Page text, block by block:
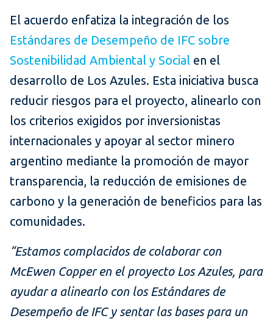
El acuerdo enfatiza la integración de los
Estándares de Desempeño de IFC sobre
Sostenibilidad Ambiental y Social en el
desarrollo de Los Azules. Esta iniciativa busca
reducir riesgos para el proyecto, alinearlo con
los criterios exigidos por inversionistas
internacionales y apoyar al sector minero
argentino mediante la promoción de mayor
transparencia, la reducción de emisiones de
carbono y la generación de beneficios para las
comunidades.
“Estamos complacidos de colaborar con
McEwen Copper en el proyecto Los Azules, para
ayudar a alinearlo con los Estándares de
Desempeño de IFC y sentar las bases para un